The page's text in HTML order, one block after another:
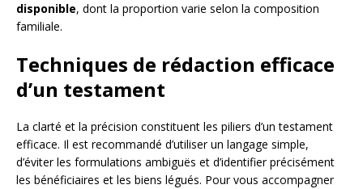
disponible, dont la proportion varie selon la composition
familiale.
Techniques de rédaction efficace
d’un testament
La clarté et la précision constituent les piliers d’un testament
efficace. Il est recommandé d’utiliser un langage simple,
d’éviter les formulations ambiguës et d’identifier précisément
les bénéficiaires et les biens légués. Pour vous accompagner